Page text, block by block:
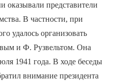
оказывали представители
В частности, при
удалось организовать
и Ф. Рузвельтом. Она
1941 года. В ходе беседы
внимание президента